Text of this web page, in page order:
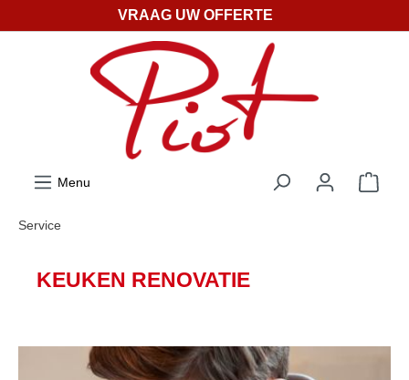
VRAAG UW OFFERTE
Menu
Service
KEUKEN RENOVATIE